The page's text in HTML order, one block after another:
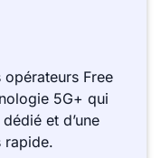
Free
5G+ qui
et d’une
rapide.